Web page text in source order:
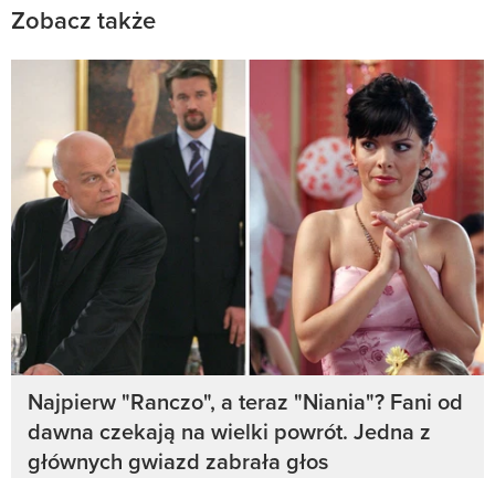
Zobacz także
Najpierw "Ranczo", a teraz "Niania"? Fani od
dawna czekają na wielki powrót. Jedna z
głównych gwiazd zabrała głos